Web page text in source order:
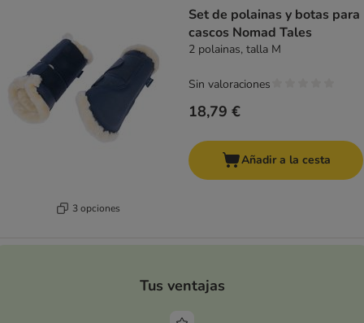
3 opciones
Set de polainas y botas para
cascos Nomad Tales
2 polainas, talla M
18,79 €
Sin valoraciones
Añadir a la cesta
Tus ventajas